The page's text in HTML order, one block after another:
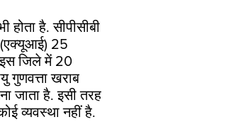
होता है. सीपीसीबी
25
जिले में 20
गुणवत्ता खराब
जाता है. इसी तरह
व्यवस्था नहीं है.